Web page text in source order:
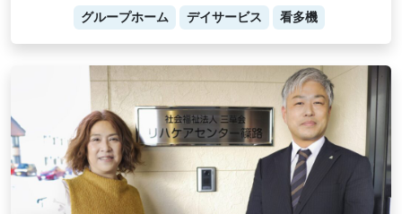
グループホーム デイサービス 看多機